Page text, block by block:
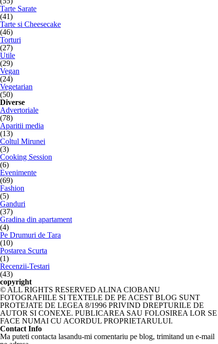
Tarte Sarate
(41)
Tarte si Cheesecake
(46)
Torturi
(27)
Utile
(29)
Vegan
(24)
Vegetarian
(50)
Diverse
Advertoriale
(78)
Aparitii media
(13)
Coltul Mirunei
(3)
Cooking Session
(6)
Evenimente
(69)
Fashion
(5)
Ganduri
(37)
Gradina din apartament
(4)
Pe Drumuri de Tara
(10)
Postarea Scurta
(1)
Recenzii-Testari
(43)
copyright
© ALL RIGHTS RESERVED ALINA CIOBANU
FOTOGRAFIILE SI TEXTELE DE PE ACEST BLOG SUNT
PROTEJATE DE LEGEA 8/1996 PRIVIND DREPTURILE DE
AUTOR SI CONEXE. PUBLICAREA SAU FOLOSIREA LOR SE
FACE NUMAI CU ACORDUL PROPRIETARULUI.
Contact Info
Ma puteti contacta lasandu-mi comentariu pe blog, trimitand un e-mail